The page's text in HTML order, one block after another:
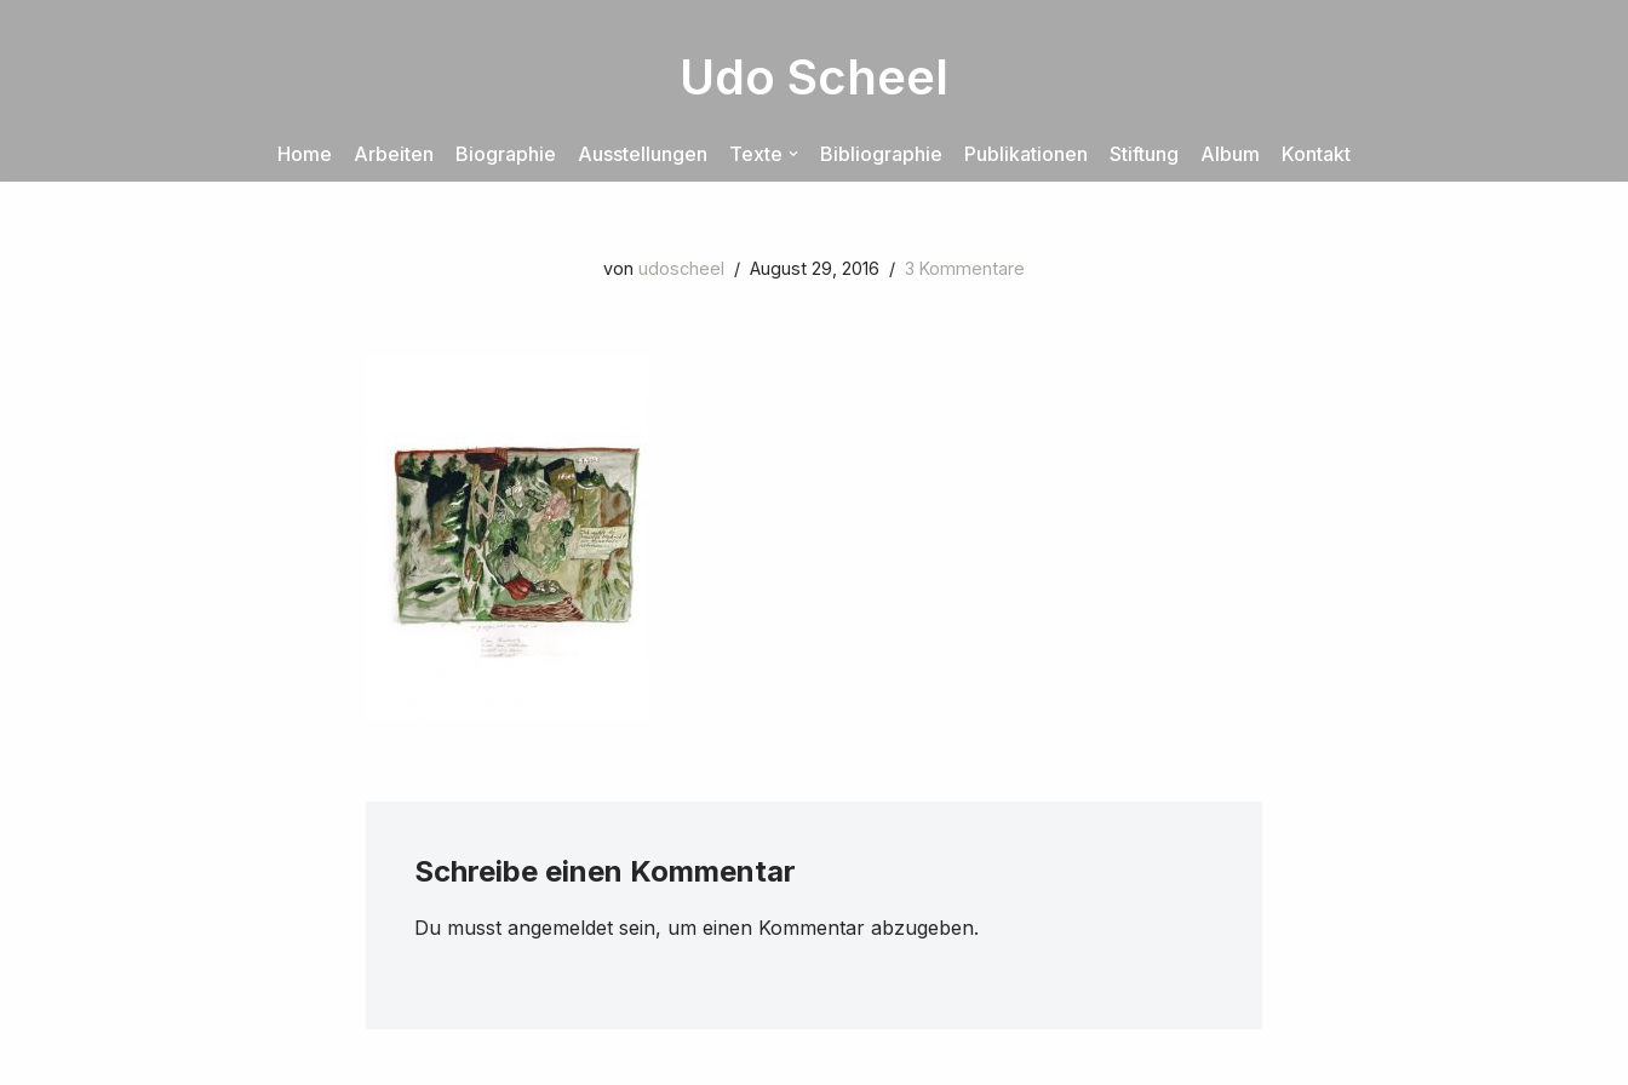
Udo Scheel
Home Arbeiten Biographie Ausstellungen Texte Bibliographie Publikationen Stiftung Album Kontakt
von udoscheel August 29, 2016 3 Kommentare
Schreibe einen Kommentar
Du musst angemeldet sein, um einen Kommentar abzugeben.